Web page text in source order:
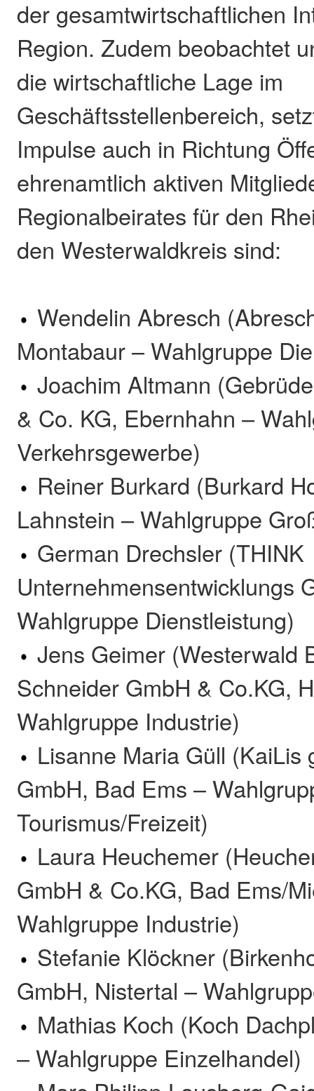
der gesamtwirtschaftlichen
Region. Zudem beobachtet
die wirtschaftliche Lage im
Geschäftsstellenbereich,
Impulse auch in Richtung
ehrenamtlich aktiven
Regionalbeirates für den
den Westerwaldkreis sind:
Wendelin Abresch
Montabaur – Wahlgruppe
Joachim Altmann
& Co. KG, Ebernhahn –
Verkehrsgewerbe)
Reiner Burkard (Burkard
Lahnstein – Wahlgruppe
German Drechsler (THINK
Unternehmensentwicklungs
Wahlgruppe Dienstleistung)
Jens Geimer (Westerwald
Schneider GmbH & Co.KG,
Wahlgruppe Industrie)
Lisanne Maria Güll (KaiLis
GmbH, Bad Ems –
Tourismus/Freizeit)
Laura Heuchemer
GmbH & Co.KG, Bad Ems/
Wahlgruppe Industrie)
Stefanie Klöckner
GmbH, Nistertal –
Mathias Koch (Koch
– Wahlgruppe Einzelhandel)